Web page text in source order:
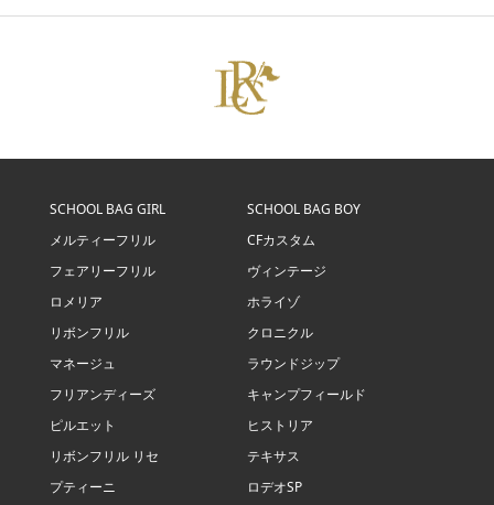
SCHOOL BAG GIRL
メルティーフリル
フェアリーフリル
ロメリア
リボンフリル
マネージュ
フリアンディーズ
ピルエット
リボンフリル リセ
プティーニ
SCHOOL BAG BOY
CFカスタム
ヴィンテージ
ホライゾ
クロニクル
ラウンドジップ
キャンプフィールド
ヒストリア
テキサス
ロデオSP